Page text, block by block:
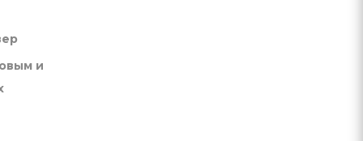
и